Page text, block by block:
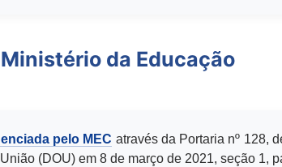
da Educação
pelo MEC através da Portaria nº 128,
(DOU) em 8 de março de 2021, seção 1,